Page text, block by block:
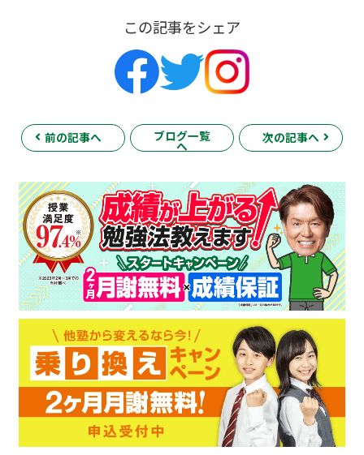
この記事をシェア
前の記事へ ブログ一覧
へ
次の記事へ